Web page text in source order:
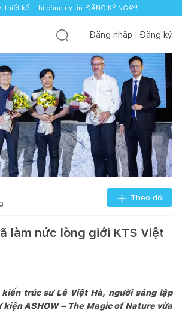
thiết kế - thi công uy tín. ĐĂNG KÝ NGAY!
Đăng nhập Đăng ký
Theo dõi
làm nức lòng giới KTS Việt
trúc sư Lê Việt Hà, người sáng lập
kiện ASHOW – The Magic of Nature vừa